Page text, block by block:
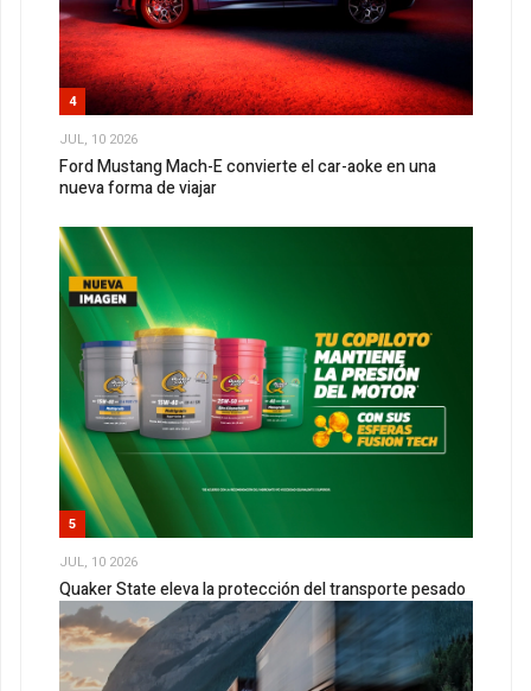
4
JUL, 10 2026
Ford Mustang Mach-E convierte el car-aoke en una
nueva forma de viajar
5
JUL, 10 2026
Quaker State eleva la protección del transporte pesado